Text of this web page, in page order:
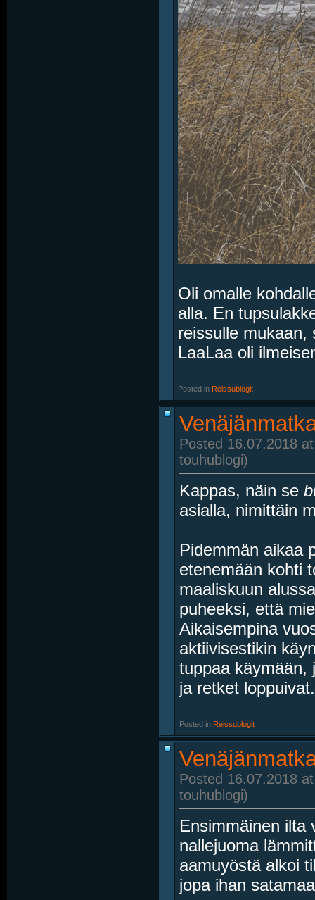
Oli omalle
alla. En
reissulle mukaan,
LaaLaa oli
Posted in Reissublogit
Posted 16.07.2018
touhublogi)
Kappas, näin se
asialla, nimittäin
Pidemmän aikaa
etenemään kohti
maaliskuun
puheeksi, että
Aikaisempina
aktiivisestikin
tuppaa käymään,
ja retket
Posted in Reissublogit
Posted 16.07.2018
touhublogi)
Ensimmäinen ilta
nallejuoma
aamuyöstä alkoi
jopa ihan